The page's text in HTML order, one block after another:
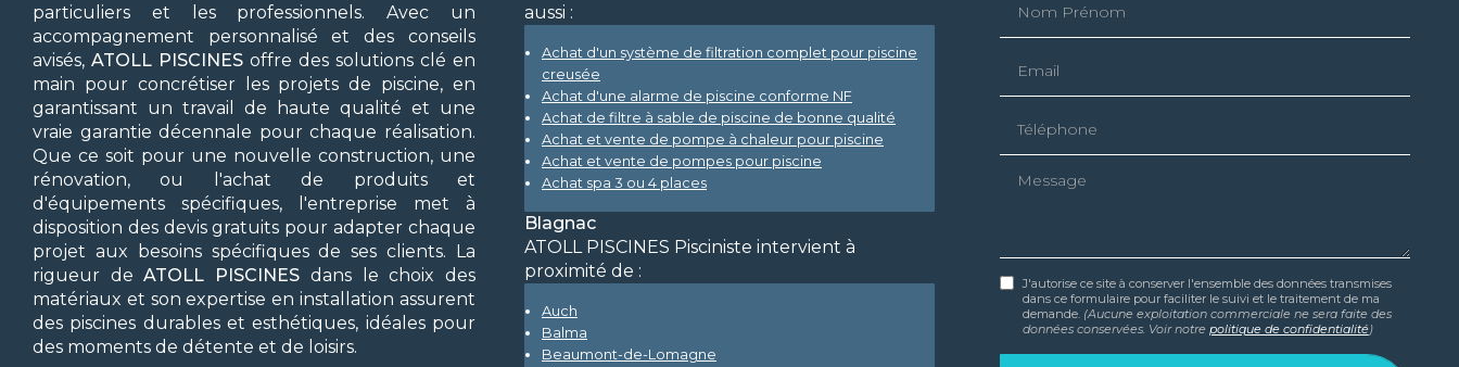
particuliers et les professionnels. Avec un
accompagnement personnalisé et des conseils
avisés, ATOLL PISCINES offre des solutions clé en
main pour concrétiser les projets de piscine, en
garantissant un travail de haute qualité et une
vraie garantie décennale pour chaque réalisation.
Que ce soit pour une nouvelle construction, une
rénovation, ou l'achat de produits et
d'équipements spécifiques, l'entreprise met à
disposition des devis gratuits pour adapter chaque
projet aux besoins spécifiques de ses clients. La
rigueur deATOLL PISCINES dans le choix des
matériaux et son expertise en installation assurent
des piscines durables et esthétiques, idéales pour
des moments de détente et de loisirs.
aussi :
Achat d'un système de filtration complet pour piscine
creusée
Achat d'une alarme de piscine conforme NF
Achat de filtre à sable de piscine de bonne qualité
Achat et vente de pompe à chaleur pour piscine
Achat et vente de pompes pour piscine
Achat spa 3 ou 4 places
Blagnac
ATOLL PISCINES Pisciniste intervient à
proximité de :
Auch
Balma
Beaumont-de-Lomagne
Message
J'autorise ce site à conserver l'ensemble des données transmises
dans ce formulaire pour faciliter le suivi et le traitement de ma
demande. (Aucune exploitation commerciale ne sera faite des
données conservées. Voir notre politique de confidentialité)